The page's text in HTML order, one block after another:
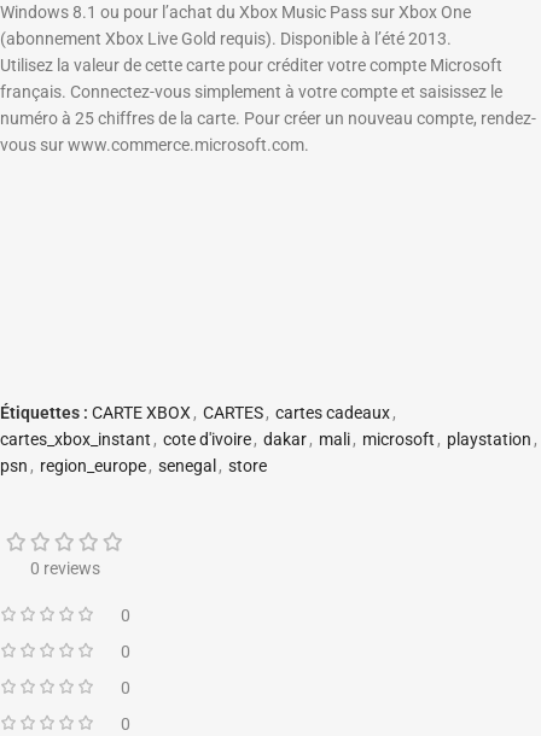
Étiquettes : CARTE XBOX , CARTES, cartes cadeaux,
cartes_xbox_instant , cote d'ivoire, dakar, mali, microsoft , playstation ,
psn , region_europe, senegal , store
Windows 8.1 ou pour l’achat du Xbox Music Pass sur Xbox One
(abonnement Xbox Live Gold requis). Disponible à l’été 2013.
Utilisez la valeur de cette carte pour créditer votre compte Microsoft
français. Connectez-vous simplement à votre compte et saisissez le
numéro à 25 chiffres de la carte. Pour créer un nouveau compte, rendez-
vous sur www.commerce.microsoft.com.
0 reviews
0
0
0
0